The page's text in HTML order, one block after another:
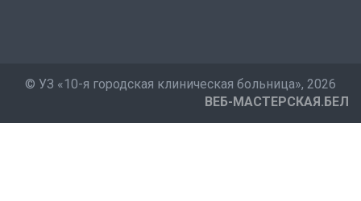
© УЗ «10-я городская клиническая больница», 2026
ВЕБ-МАСТЕРСКАЯ.БЕЛ